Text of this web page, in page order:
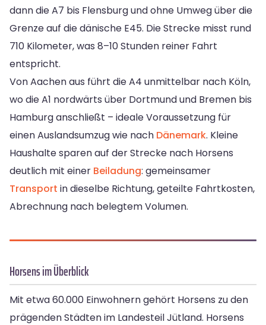
dann die A7 bis Flensburg und ohne Umweg über die
Grenze auf die dänische E45. Die Strecke misst rund
710 Kilometer, was 8–10 Stunden reiner Fahrt
entspricht.
Von Aachen aus führt die A4 unmittelbar nach Köln,
wo die A1 nordwärts über Dortmund und Bremen bis
Hamburg anschließt – ideale Voraussetzung für
einen Auslandsumzug wie nach Dänemark. Kleine
Haushalte sparen auf der Strecke nach Horsens
deutlich mit einer Beiladung: gemeinsamer
Transport in dieselbe Richtung, geteilte Fahrtkosten,
Abrechnung nach belegtem Volumen.
Horsens im Überblick
Mit etwa 60.000 Einwohnern gehört Horsens zu den
prägenden Städten im Landesteil Jütland. Horsens